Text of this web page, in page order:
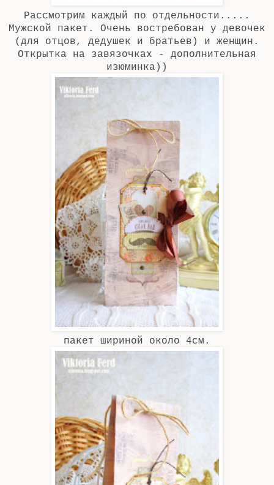
Рассмотрим каждый по отдельности.....
Мужской пакет. Очень востребован у девочек
(для отцов, дедушек и братьев) и женщин.
Открытка на завязочках - дополнительная
изюминка))
пакет шириной около 4см.